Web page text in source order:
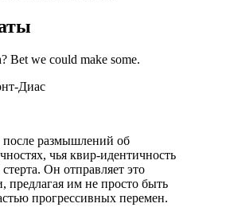
Bet we could make some.
Диас
размышлений об
чья квир-идентичность
Он отправляет это
предлагая им не просто быть
прогрессивных перемен.